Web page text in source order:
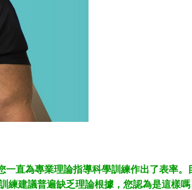
直為專業理論指導科學訓練作出了表率。
練建議普遍缺乏理論根據，您認為是這樣嗎